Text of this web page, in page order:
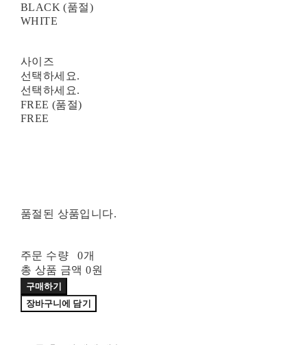
BLACK (품절)
WHITE
사이즈
선택하세요.
선택하세요.
FREE (품절)
FREE
품절된 상품입니다.
주문 수량
0개
총 상품 금액 0원
구매하기
장바구니에 담기